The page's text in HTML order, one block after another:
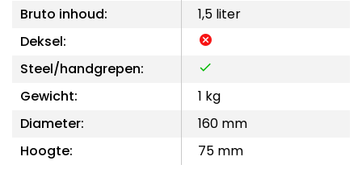
Bruto inhoud:
1,5 liter
Deksel:
Steel/handgrepen:
Gewicht:
1 kg
Diameter:
160 mm
Hoogte:
75 mm